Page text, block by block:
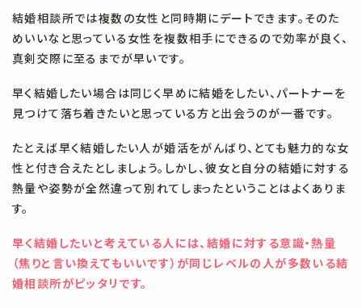
結婚相談所では複数の女性と同時期にデートできます。そのた
めいいなと思っている女性を複数相手にできるので効率が良く、
真剣交際に至るまでが早いです。
早く結婚したい場合は同じく早めに結婚をしたい、パートナーを
見つけて落ち着きたいと思っている方と出会うのが一番です。
たとえば早く結婚したい人が婚活をがんばり、とても魅力的な女
性と付き合えたとしましょう。しかし、彼女と自分の結婚に対する
熱量や姿勢が全然違って別れてしまったということはよくありま
す。
早く結婚したいと考えている人には、結婚に対する意識・熱量
（焦りと言い換えてもいいです）が同じレベルの人が多数いる結
婚相談所がピッタリです。